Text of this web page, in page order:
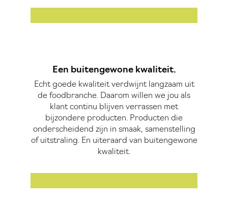
Een buitengewone kwaliteit.
Echt goede kwaliteit verdwijnt langzaam uit
de foodbranche. Daarom willen we jou als
klant continu blijven verrassen met
bijzondere producten. Producten die
onderscheidend zijn in smaak, samenstelling
of uitstraling. En uiteraard van buitengewone
kwaliteit.